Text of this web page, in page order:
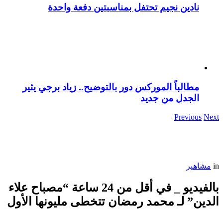
نادين نجيم تحتفل بمناسبتين دفعة واحدة
مطالباً الموركس دور بالتوضيح.. زياد برجي يثير
الجدل من جديد
Previous Next
in مشاهير
بالفيديو _ في أقل من 24 ساعة “مصباح علاء
الدين” لـ محمد رمضان تتخطى مليونها الأول